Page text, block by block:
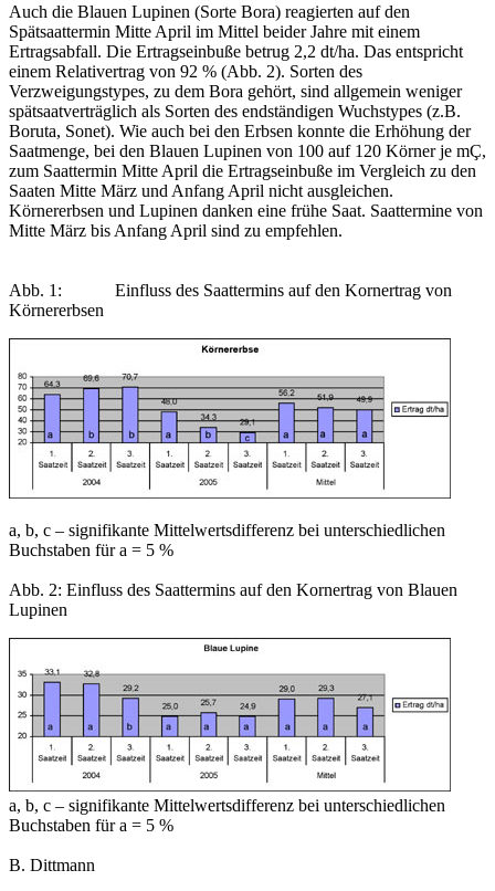
Auch die Blauen Lupinen (Sorte Bora) reagierten auf den
Spätsaattermin Mitte April im Mittel beider Jahre mit einem
Ertragsabfall. Die Ertragseinbuße betrug 2,2 dt/ha. Das entspricht
einem Relativertrag von 92 % (Abb. 2). Sorten des
Verzweigungstypes, zu dem Bora gehört, sind allgemein weniger
spätsaatverträglich als Sorten des endständigen Wuchstypes (z.B.
Boruta, Sonet). Wie auch bei den Erbsen konnte die Erhöhung der
Saatmenge, bei den Blauen Lupinen von 100 auf 120 Körner je mÇ,
zum Saattermin Mitte April die Ertragseinbuße im Vergleich zu den
Saaten Mitte März und Anfang April nicht ausgleichen.
Körnererbsen und Lupinen danken eine frühe Saat. Saattermine von
Mitte März bis Anfang April sind zu empfehlen.
Abb. 1: Einfluss des Saattermins auf den Kornertrag von
Körnererbsen
a, b, c – signifikante Mittelwertsdifferenz bei unterschiedlichen
Buchstaben für a = 5 %
Abb. 2: Einfluss des Saattermins auf den Kornertrag von Blauen
Lupinen
a, b, c – signifikante Mittelwertsdifferenz bei unterschiedlichen
Buchstaben für a = 5 %
B. Dittmann